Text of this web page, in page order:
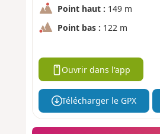
Point haut : 149 m
Point bas : 122 m
Ouvrir dans l'app
Télécharger le GPX